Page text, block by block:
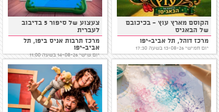
הקוסם מארץ עוץ - בכיכובם
של הבאגיס
מרכז דוהל, תל אביב-יפו
יום חמישי 13-08-26 בשעה 17:30
צעצוע של סיפור 5 בדיבוב
לעברית
מרכז תרבות אניס ביפו, תל
אביב-יפו
יום שישי 14-08-26 בשעה 11:00